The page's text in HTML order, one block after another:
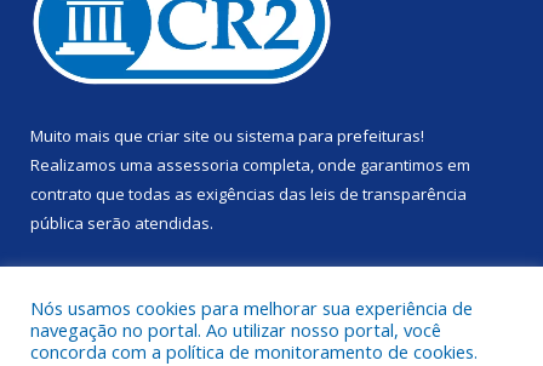
Muito mais que criar site ou sistema para prefeituras!
Realizamos uma assessoria completa, onde garantimos em
contrato que todas as exigências das leis de transparência
pública serão atendidas.
Nós usamos cookies para melhorar sua experiência de
navegação no portal. Ao utilizar nosso portal, você
concorda com a política de monitoramento de cookies.